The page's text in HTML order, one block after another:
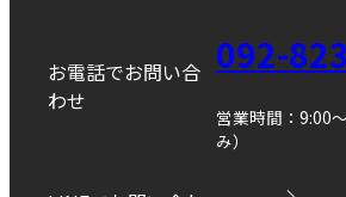
お電話でお問い合
わせ
092-
営業時間：9:00
み）